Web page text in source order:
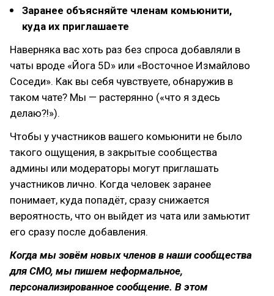
Заранее объясняйте членам комьюнити,
куда их приглашаете
Наверняка вас хоть раз без спроса добавляли в
чаты вроде «Йога 5D» или «Восточное Измайлово
Соседи». Как вы себя чувствуете, обнаружив в
таком чате? Мы — растерянно («что я здесь
делаю?!»).
Чтобы у участников вашего комьюнити не было
такого ощущения, в закрытые сообщества
админы или модераторы могут приглашать
участников лично. Когда человек заранее
понимает, куда попадёт, сразу снижается
вероятность, что он выйдет из чата или замьютит
его сразу после добавления.
Когда мы зовём новых членов в наши сообщества
для CMO, мы пишем неформальное,
персонализированное сообщение. В этом